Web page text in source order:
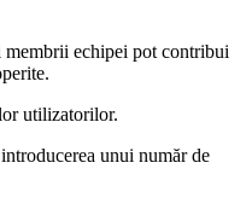
membrii echipei pot contribui
utilizatorilor.
unui număr de